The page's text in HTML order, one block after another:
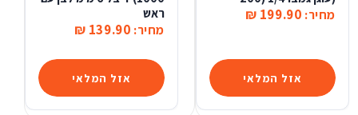
אזל המלאי
מחיר: 199.90 ₪
אזל המלאי
ראש
מחיר: 139.90 ₪